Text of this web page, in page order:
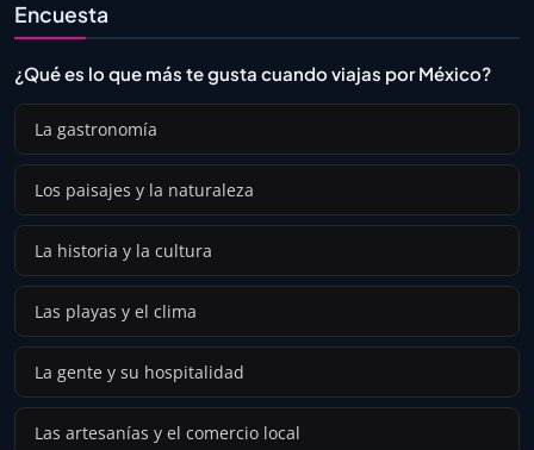
Encuesta
¿Qué es lo que más te gusta cuando viajas por México?
La gastronomía
Los paisajes y la naturaleza
La historia y la cultura
Las playas y el clima
La gente y su hospitalidad
Las artesanías y el comercio local